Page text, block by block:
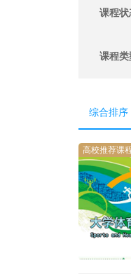
课程状
课程类
综合排序
高校推荐课